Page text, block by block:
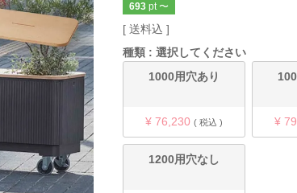
693 pt 〜
送料込
種類
選択してください
1000用穴あり
¥ 76,230 税込 ¥
1200用穴なし